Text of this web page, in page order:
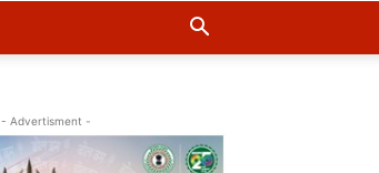
- Advertisment -